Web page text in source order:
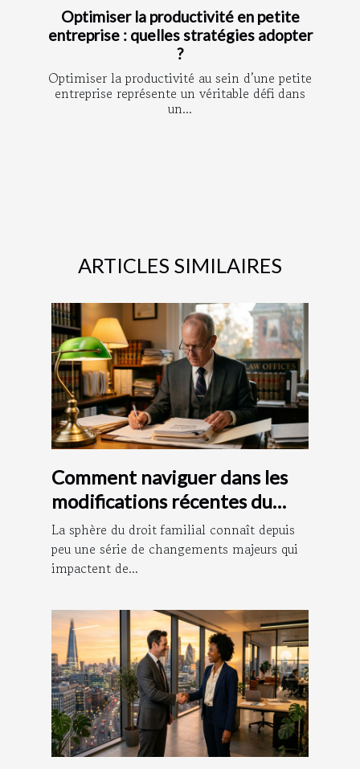
Optimiser la productivité en petite
entreprise : quelles stratégies adopter
?
Optimiser la productivité au sein d’une petite
entreprise représente un véritable défi dans
un...
ARTICLES SIMILAIRES
Comment naviguer dans les
modifications récentes du
droit familial ?
La sphère du droit familial connaît depuis
peu une série de changements majeurs qui
impactent de...